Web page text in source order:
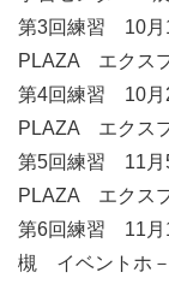
第3回練習 10
PLAZA エクス
第4回練習 10
PLAZA エクス
第5回練習 11
PLAZA エクス
第6回練習 11
槻 イベントホ